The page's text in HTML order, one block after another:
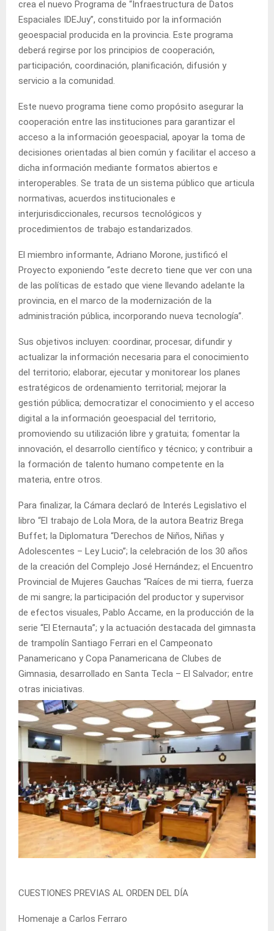
crea el nuevo Programa de “Infraestructura de Datos
Espaciales IDEJuy”, constituido por la información
geoespacial producida en la provincia. Este programa
deberá regirse por los principios de cooperación,
participación, coordinación, planificación, difusión y
servicio a la comunidad.
Este nuevo programa tiene como propósito asegurar la
cooperación entre las instituciones para garantizar el
acceso a la información geoespacial, apoyar la toma de
decisiones orientadas al bien común y facilitar el acceso a
dicha información mediante formatos abiertos e
interoperables. Se trata de un sistema público que articula
normativas, acuerdos institucionales e
interjurisdiccionales, recursos tecnológicos y
procedimientos de trabajo estandarizados.
El miembro informante, Adriano Morone, justificó el
Proyecto exponiendo “este decreto tiene que ver con una
de las políticas de estado que viene llevando adelante la
provincia, en el marco de la modernización de la
administración pública, incorporando nueva tecnología”.
Sus objetivos incluyen: coordinar, procesar, difundir y
actualizar la información necesaria para el conocimiento
del territorio; elaborar, ejecutar y monitorear los planes
estratégicos de ordenamiento territorial; mejorar la
gestión pública; democratizar el conocimiento y el acceso
digital a la información geoespacial del territorio,
promoviendo su utilización libre y gratuita; fomentar la
innovación, el desarrollo científico y técnico; y contribuir a
la formación de talento humano competente en la
materia, entre otros.
Para finalizar, la Cámara declaró de Interés Legislativo el
libro “El trabajo de Lola Mora, de la autora Beatriz Brega
Buffet; la Diplomatura “Derechos de Niños, Niñas y
Adolescentes – Ley Lucio”; la celebración de los 30 años
de la creación del Complejo José Hernández; el Encuentro
Provincial de Mujeres Gauchas “Raíces de mi tierra, fuerza
de mi sangre; la participación del productor y supervisor
de efectos visuales, Pablo Accame, en la producción de la
serie “El Eternauta”; y la actuación destacada del gimnasta
de trampolín Santiago Ferrari en el Campeonato
Panamericano y Copa Panamericana de Clubes de
Gimnasia, desarrollado en Santa Tecla – El Salvador; entre
otras iniciativas.
CUESTIONES PREVIAS AL ORDEN DEL DÍA
Homenaje a Carlos Ferraro